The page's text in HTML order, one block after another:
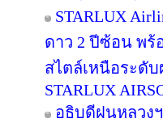
STARLUX
ดาว 2 ปีซ้อน พร้
สไตล์เหนือระดั
STARLUX
อธิบดีฝนหลวง